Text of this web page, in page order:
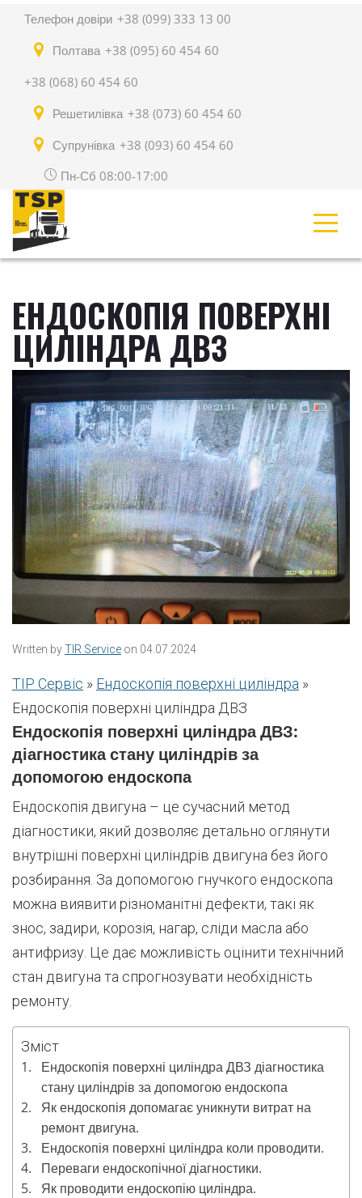
Телефон довіри +38 (099) 333 13 00
Полтава +38 (095) 60 454 60
+38 (068) 60 454 60
Решетилівка +38 (073) 60 454 60
Супрунівка +38 (093) 60 454 60
Пн-Сб 08:00-17:00
ЕНДОСКОПІЯ ПОВЕРХНІ
ЦИЛІНДРА ДВЗ
Written byTIR Service on 04.07.2024
ТІР Сервіс » Ендоскопія поверхні циліндра »
Ендоскопія поверхні циліндра ДВЗ
Ендоскопія поверхні циліндра ДВЗ:
діагностика стану циліндрів за
допомогою ендоскопа
Ендоскопія двигуна – це сучасний метод
діагностики, який дозволяє детально оглянути
внутрішні поверхні циліндрів двигуна без його
розбирання. За допомогою гнучкого ендоскопа
можна виявити різноманітні дефекти, такі як
знос, задири, корозія, нагар, сліди масла або
антифризу. Це дає можливість оцінити технічний
стан двигуна та спрогнозувати необхідність
ремонту.
Зміст
Ендоскопія поверхні циліндра ДВЗ діагностика
стану циліндрів за допомогою ендоскопа
Як ендоскопія допомагає уникнути витрат на
ремонт двигуна.
Ендоскопія поверхні циліндра коли проводити.
Переваги ендоскопічної діагностики.
Як проводити ендоскопію циліндра.